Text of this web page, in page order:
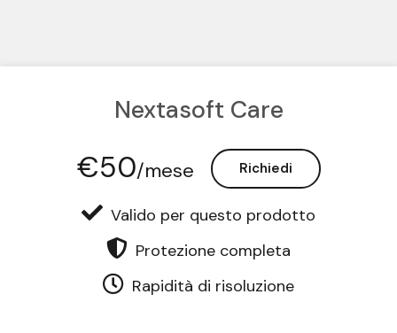
Nextasoft Care
€50/mese Richiedi
Valido per questo prodotto
Protezione completa
Rapidità di risoluzione